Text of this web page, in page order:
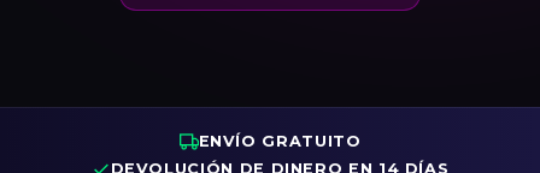
ENVÍO GRATUITO
DEVOLUCIÓN DE DINERO EN 14 DÍAS